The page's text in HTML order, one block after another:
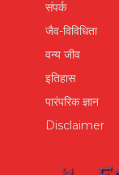
संपर्क
जैव-विविधिता
वन्य जीव
इतिहास
पारंपरिक ज्ञान
Disclaimer